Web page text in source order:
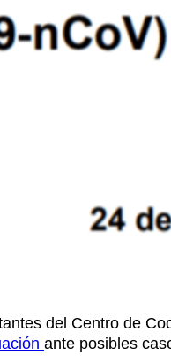
del Centro de
ante posibles